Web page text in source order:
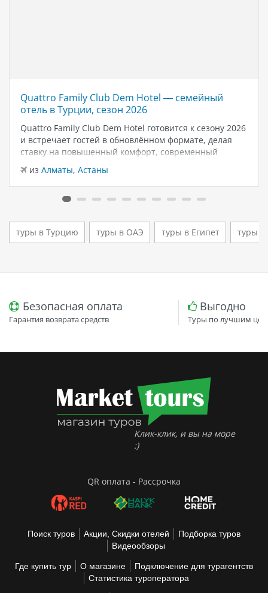
Quattro Family Club Dem Hotel — семейный
отель в Турции, сезон 2026
Quattro Family Club Dem Hotel готовится к сезону 2026
и встречает гостей в обновлённом формате, делая
ставку на повышенный комфорт, современный
моря. Отель остаётся популярным выбором для тех,
кто ищет семейный отель в…
из Алматы, Астаны
туры в Турцию туры в ОАЭ туры в Египет туры
Безопасная оплата
Гарантия возврата средств
Выгодно
Туры по лучшим
Клик-клик, и вы на море
:)
QR оплата - Рассрочка
Поиск туров Акции, Скидки отелей
Подборка туров
Видеообзоры
Где купить тур О магазине
Подключение для турагентств
Статистика туроператора